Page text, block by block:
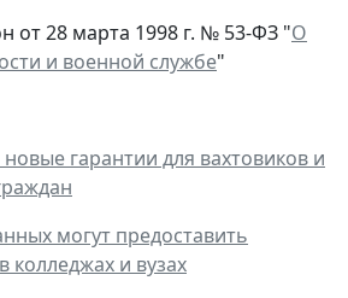
от 28 марта 1998 г. № 53-ФЗ "О
и военной службе"
гарантии для вахтовиков и
могут предоставить
и вузах